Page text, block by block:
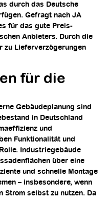
durch das Deutsche
Gefragt nach JA
für das gute Preis-
Anbieters. Durch die
zu Lieferverzögerungen
für die
Gebäudeplanung sind
in Deutschland
und
Funktionalität und
Industriegebäude
über eine
und schnelle Montage
– insbesondere, wenn
Strom selbst zu nutzen. Da